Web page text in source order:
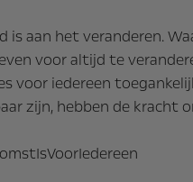
is aan het veranderen.
voor altijd te
voor iedereen
zijn, hebben de kracht